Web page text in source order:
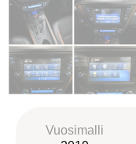
Vuosimalli